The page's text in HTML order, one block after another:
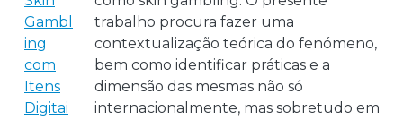
Gambl
ing
com
Itens
Digitai
trabalho procura fazer uma
contextualização teórica do fenómeno,
bem como identificar práticas e a
dimensão das mesmas não só
internacionalmente, mas sobretudo em